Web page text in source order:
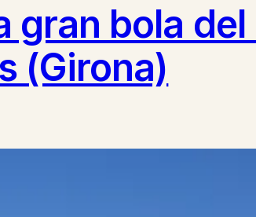
gran bola
(Girona)